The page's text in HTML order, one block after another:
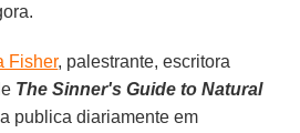
Fisher, palestrante, escritora
The Sinner's Guide to Natural
publica diariamente em